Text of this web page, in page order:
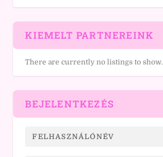
KIEMELT PARTNEREINK
There are currently no listings to show.
BEJELENTKEZÉS